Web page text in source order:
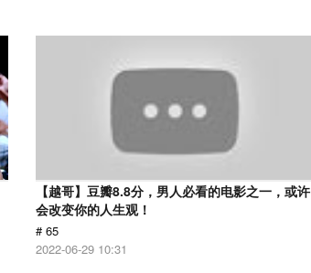
【越哥】豆瓣8.8分，男人必看的电影之一，或许
会改变你的人生观！
# 65
2022-06-29 10:31